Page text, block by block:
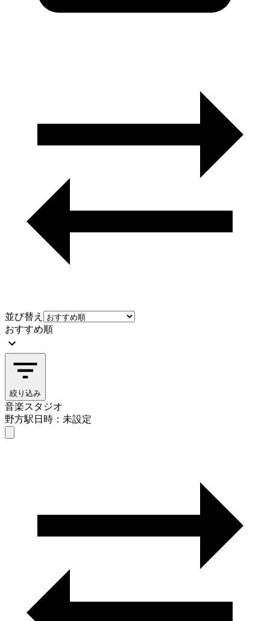
並び替え
おすすめ順
絞り込み
音楽スタジオ
野方駅日時：未設定